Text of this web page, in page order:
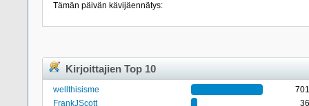
Tämän päivän kävijäennätys:
Kirjoittajien Top 10
wellthisisme
FrankJScott